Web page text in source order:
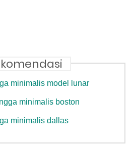
minimalis model lunar
minimalis boston
minimalis dallas